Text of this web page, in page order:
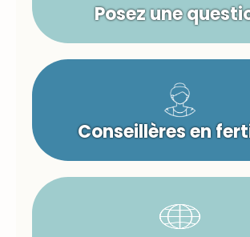
Posez une
Conseillères en